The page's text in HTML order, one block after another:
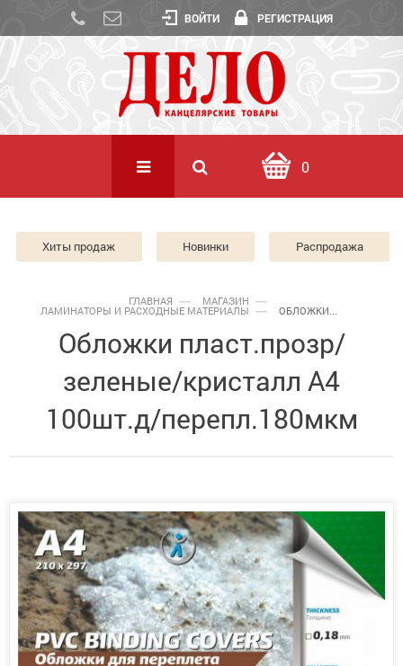
ВОЙТИ РЕГИСТРАЦИЯ
0
Хиты продаж Новинки Распродажа
ГЛАВНАЯ МАГАЗИН
ЛАМИНАТОРЫ И РАСХОДНЫЕ МАТЕРИАЛЫ ОБЛОЖКИ...
Обложки пласт.прозр/
зеленые/кристалл А4
100шт.д/перепл.180мкм